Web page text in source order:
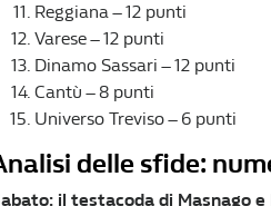
Reggiana – 12 punti
Varese – 12 punti
Dinamo Sassari – 12 punti
Cantù – 8 punti
Universo Treviso – 6 punti
delle sfide:
il testacoda di Masnago